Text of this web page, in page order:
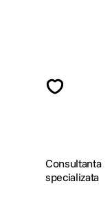
Consultanta
specializata